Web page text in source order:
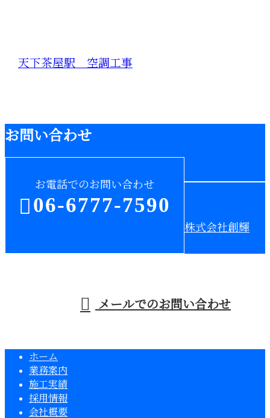
天下茶屋駅 空調工事
お問い合わせ
お電話でのお問い合わせ
06-6777-7590
メールでのお問い合わせ
株式会社創輝
ホーム
業務案内
施工実績
採用情報
会社概要